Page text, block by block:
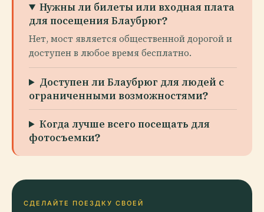
Нужны ли билеты или входная плата
для посещения Блаубрюг?
Нет, мост является общественной дорогой и
доступен в любое время бесплатно.
Доступен ли Блаубрюг для людей с
ограниченными возможностями?
Когда лучше всего посещать для
фотосъемки?
СДЕЛАЙТЕ ПОЕЗДКУ СВОЕЙ